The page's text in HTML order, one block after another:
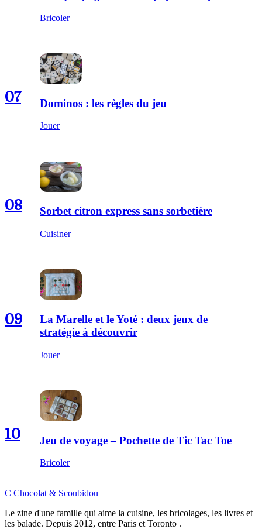
Bricoler
07 Dominos : les règles du jeu
Jouer
08 Sorbet citron express sans sorbetière
Cuisiner
09
La Marelle et le Yoté : deux jeux de
stratégie à découvrir
Jouer
10 Jeu de voyage – Pochette de Tic Tac Toe
Bricoler
C Chocolat & Scoubidou
Le zine d'une famille qui aime la cuisine, les bricolages, les livres et
les balade. Depuis 2012, entre Paris et Toronto .